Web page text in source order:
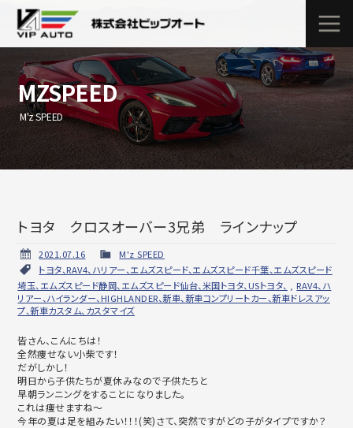
MZSPEED
M'z SPEED
トヨタ クロスオーバー3兄弟 ラインナップ
2021.07.16
M'z SPEED
トヨタ、RAV4、ハリアー、エムズスピード、エムズスピード千葉、エムズスピード
埼玉、エムズスピード静岡、エムズスピード仙台、米国トヨタ、USトヨタ、
RAV4、ハ
リアー、ハイランダー、HIGHLANDER、新車、新車コンプリートカー、新車ドレスアッ
プ、新車カスタム、カスタマイズ
皆さん、こんにちは！
全然痩せない小柴です！
だがしかし！
明日から子供たちが夏休みなので子供たちと
早朝ランニングをすることになりました。
これは痩せますね～
今年の夏は足を組みたい！！！(笑)さて、突然ですがどの子がタイプですか？